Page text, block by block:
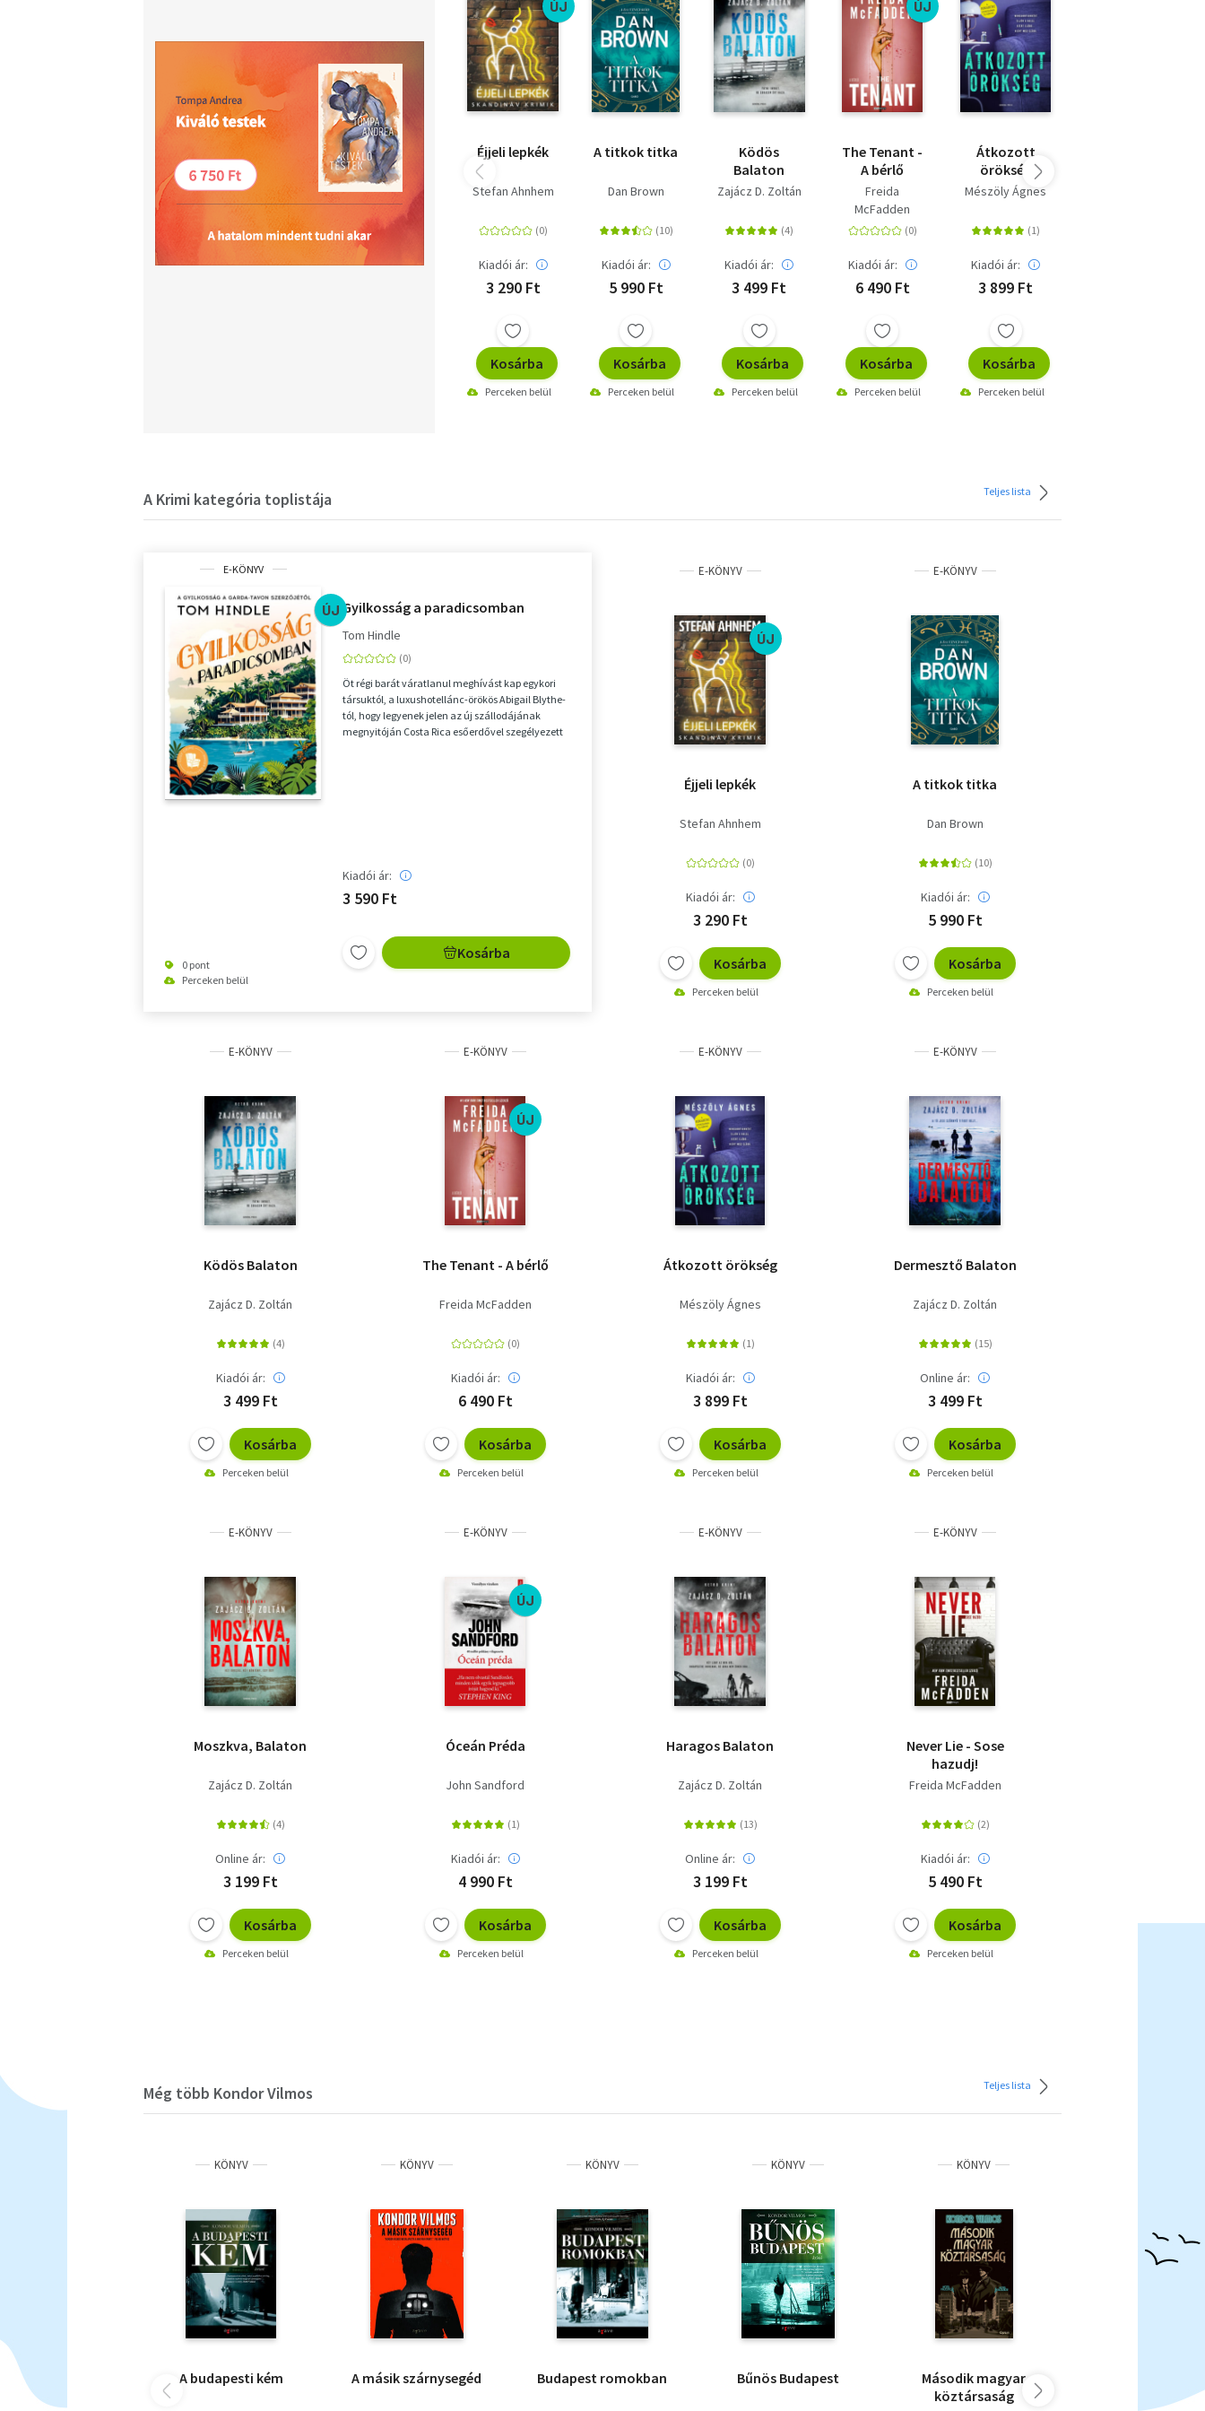
ÚJ
Éjjeli lepkék
Stefan Ahnhem
Kiadói ár:
3 290 Ft
Kosárba
Perceken belül
A titkok titka
Dan Brown
Kiadói ár:
5 990 Ft
Kosárba
Perceken belül
Ködös
Balaton
Zajácz D. Zoltán
Kiadói ár:
3 499 Ft
Kosárba
Perceken belül
ÚJ
The Tenant -
A bérlő
Freida
McFadden
Kiadói ár:
6 490 Ft
Kosárba
Perceken belül
Átkozott
örökség
Mészöly Ágnes
Kiadói ár:
3 899 Ft
Kosárba
Perceken belül
A Krimi kategória toplistája Teljes lista
E-KÖNYV
ÚJ
0 pont
Perceken belül
Gyilkosság a paradicsomban
Tom Hindle
Öt régi barát váratlanul meghívást kap egykori
társuktól, a luxushotellánc-örökös Abigail Blythe-
tól, hogy legyenek jelen az új szállodájának
megnyitóján Costa Rica esőerdővel szegélyezett
Kiadói ár:
3 590 Ft
Kosárba
E-KÖNYV
ÚJ
Éjjeli lepkék
Stefan Ahnhem
Kiadói ár:
3 290 Ft
Kosárba
Perceken belül
E-KÖNYV
A titkok titka
Dan Brown
Kiadói ár:
5 990 Ft
Kosárba
Perceken belül
E-KÖNYV
Ködös Balaton
Zajácz D. Zoltán
Kiadói ár:
3 499 Ft
Kosárba
Perceken belül
E-KÖNYV
ÚJ
The Tenant - A bérlő
Freida McFadden
Kiadói ár:
6 490 Ft
Kosárba
Perceken belül
E-KÖNYV
Átkozott örökség
Mészöly Ágnes
Kiadói ár:
3 899 Ft
Kosárba
Perceken belül
E-KÖNYV
Dermesztő Balaton
Zajácz D. Zoltán
Online ár:
3 499 Ft
Kosárba
Perceken belül
E-KÖNYV
Moszkva, Balaton
Zajácz D. Zoltán
Online ár:
3 199 Ft
Kosárba
Perceken belül
E-KÖNYV
ÚJ
Óceán Préda
John Sandford
Kiadói ár:
4 990 Ft
Kosárba
Perceken belül
E-KÖNYV
Haragos Balaton
Zajácz D. Zoltán
Online ár:
3 199 Ft
Kosárba
Perceken belül
E-KÖNYV
Never Lie - Sose
hazudj!
Freida McFadden
Kiadói ár:
5 490 Ft
Kosárba
Perceken belül
Még több Kondor Vilmos Teljes lista
KÖNYV
A budapesti kém
KÖNYV
A másik szárnysegéd
KÖNYV
Budapest romokban
KÖNYV
Bűnös Budapest
KÖNYV
Második magyar
köztársaság
tévedése